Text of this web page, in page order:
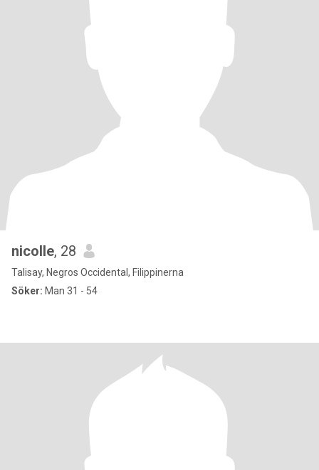
nicolle, 28
Talisay, Negros Occidental, Filippinerna
Söker: Man 31 - 54